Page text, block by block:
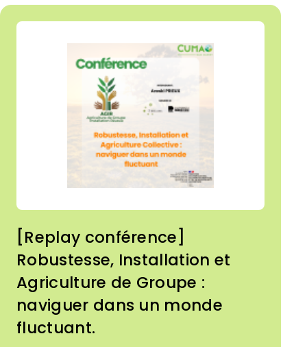
coopérative s'est révélée être un maillon
fort aux côtés des sapeurs-pompiers et
[Replay conférence]
Robustesse, Installation et
Agriculture de Groupe :
naviguer dans un monde
fluctuant.